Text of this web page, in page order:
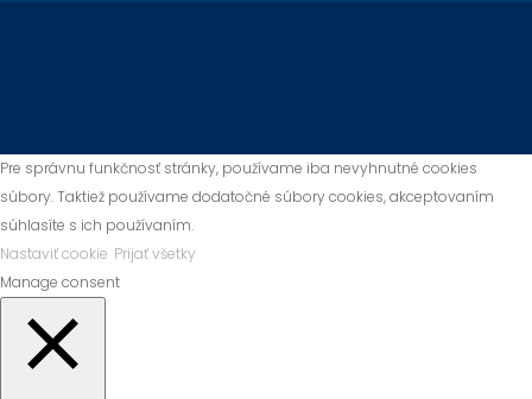
Pre správnu funkčnosť stránky, používame iba nevyhnutné cookies
súbory. Taktiež používame dodatočné súbory cookies, akceptovaním
súhlasíte s ich používaním.
Nastaviť cookie Prijať všetky
Manage consent